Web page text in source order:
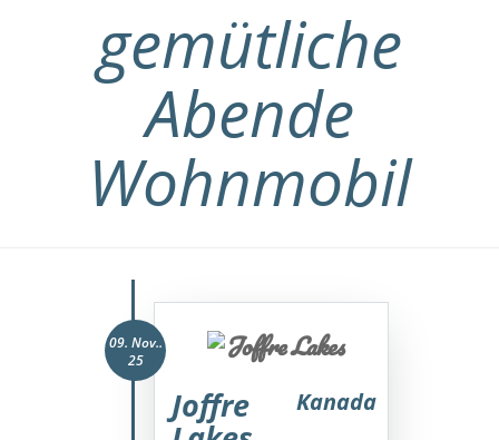
gemütliche
Abende
Wohnmobil
09. Nov..
25
Joffre
Kanada